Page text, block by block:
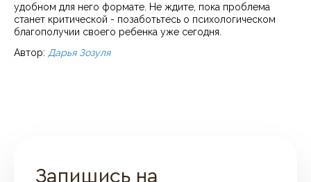
удобном для него формате. Не ждите, пока проблема
станет критической - позаботьтесь о психологическом
благополучии своего ребенка уже сегодня.
Автор: Дарья Зозуля
Запишись на